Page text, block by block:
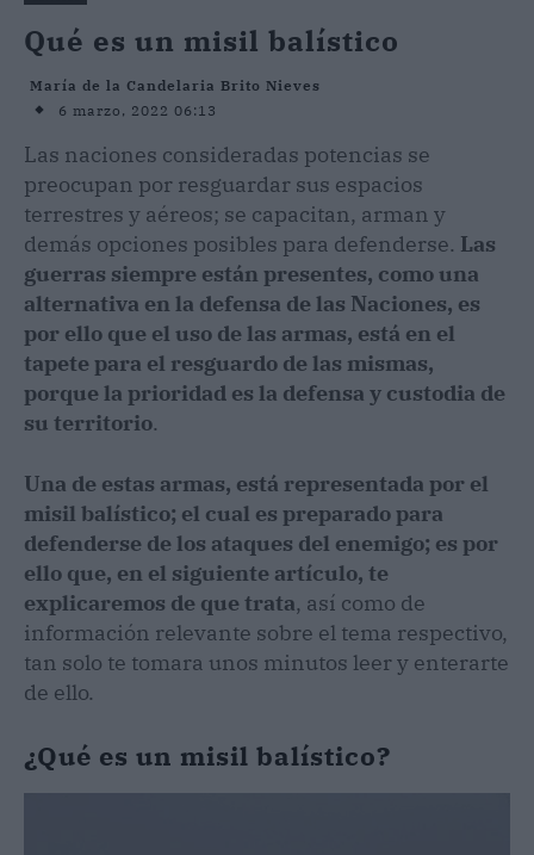
Qué es un misil balístico
María de la Candelaria Brito Nieves
6 marzo, 2022 06:13
Las naciones consideradas potencias se
preocupan por resguardar sus espacios
terrestres y aéreos; se capacitan, arman y
demás opciones posibles para defenderse. Las
guerras siempre están presentes, como una
alternativa en la defensa de las Naciones, es
por ello que el uso de las armas, está en el
tapete para el resguardo de las mismas,
porque la prioridad es la defensa y custodia de
su territorio.
Una de estas armas, está representada por el
misil balístico; el cual es preparado para
defenderse de los ataques del enemigo; es por
ello que, en el siguiente artículo, te
explicaremos de que trata, así como de
información relevante sobre el tema respectivo,
tan solo te tomara unos minutos leer y enterarte
de ello.
¿Qué es un misil balístico?